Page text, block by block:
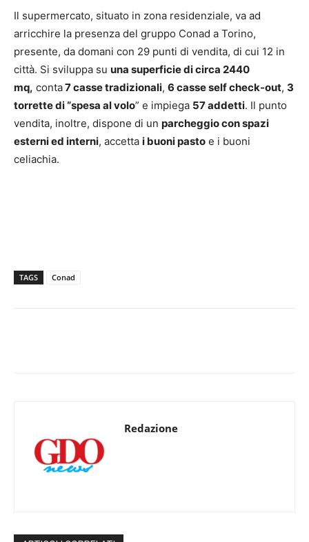
Il supermercato, situato in zona residenziale, va ad
arricchire la presenza del gruppo Conad a Torino,
presente, da domani con 29 punti di vendita, di cui 12 in
città. Si sviluppa su una superficie di circa 2440
mq, conta7 casse tradizionali, 6 casse self check-out, 3
torrette di “spesa al volo” e impiega 57 addetti. Il punto
vendita, inoltre, dispone di un parcheggio con spazi
esterni ed interni, accetta i buoni pasto e i buoni
celiachia.
TAGS Conad
Redazione